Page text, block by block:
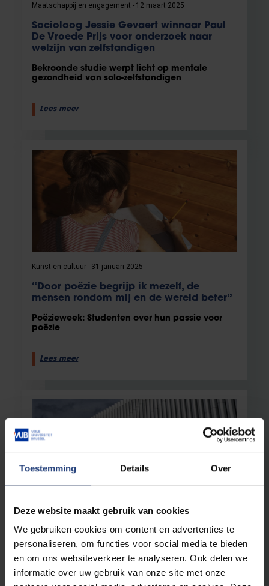
Toestemming Details Over
Deze website maakt gebruik van cookies
We gebruiken cookies om content en advertenties te
personaliseren, om functies voor social media te bieden
en om ons websiteverkeer te analyseren. Ook delen we
informatie over uw gebruik van onze site met onze
Maatschappij en engagement 12 maart 2025
Socioloog Jessie Gevaert winnaar Paul
De Vroede Prijs voor onderzoek naar
welzijn van zelfstandigen
Bekroonde studie werpt licht op mentale
gezondheid van solo-zelfstandigen
Lees meer
Kunst en cultuur 31 januari 2025
“Door poëzie begrijp ik mezelf, de
mensen rondom mij en de wereld beter”
Poëzieweek: Studenten over hun passie voor
poëzie
Lees meer
Maatschappij en engagement
“We hoeven niet langer te werken om de
pensioenen betaalbaar te houden”
Demograaf Patrick Deboosere gooit een steen
in de kikkerpoel van het pensioendebat